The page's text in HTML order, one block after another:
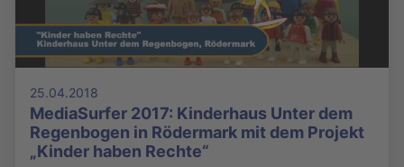
25.04.2018
MediaSurfer 2017: Kinderhaus Unter dem
Regenbogen in Rödermark mit dem Projekt
„Kinder haben Rechte“